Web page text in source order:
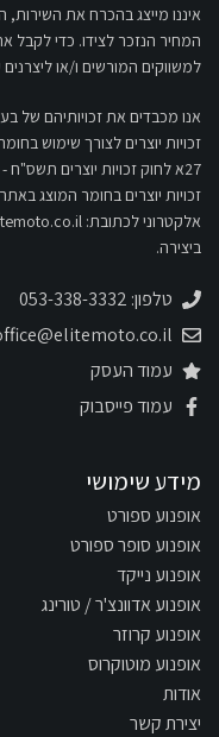
איננו מייצג בהכרח את
המחיר הנזכר לצידו. כדי לקבל
למשווקים המורשים ו/או
אנו מכבדים את זכויותיהם של
זכויות יוצרים לצורך שימוש
זכויות יוצרים בחומר המוצג
אלקטרוני לכתובת:
ביצירה.
טלפון: 053-338-3332
עמוד העסק
עמוד פייסבוק
מידע שימושי
אופנוע ספורט
אופנוע סופר ספורט
אופנוע נייקד
אופנוע אדוונצ'ר / טורינג
אופנוע קרוזר
אופנוע מוטוקרוס
אודות
יצירת קשר